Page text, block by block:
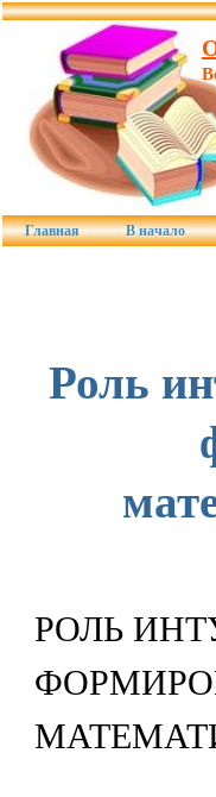
Главная В начало
Роль
РОЛЬ